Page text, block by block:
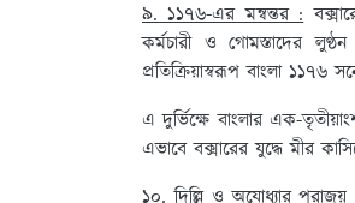
৯. ১১৭৬-এর মন্বন্তর :
কর্মচারী ও গোমস্তাদের
প্রতিক্রিয়াস্বরূপ বাংলা ১১৭৬
এ দুর্ভিক্ষে বাংলার এক-
এভাবে বক্সারের যুদ্ধে মীর